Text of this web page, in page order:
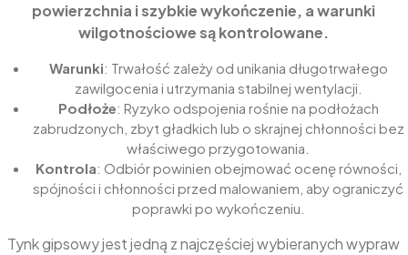
powierzchnia i szybkie wykończenie, a warunki
wilgotnościowe są kontrolowane.
Warunki: Trwałość zależy od unikania długotrwałego
zawilgocenia i utrzymania stabilnej wentylacji.
Podłoże: Ryzyko odspojenia rośnie na podłożach
zabrudzonych, zbyt gładkich lub o skrajnej chłonności bez
właściwego przygotowania.
Kontrola: Odbiór powinien obejmować ocenę równości,
spójności i chłonności przed malowaniem, aby ograniczyć
poprawki po wykończeniu.
Tynk gipsowy jest jedną z najczęściej wybieranych wypraw